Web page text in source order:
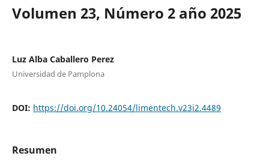
Volumen 23, Número 2 año 2025
Luz Alba Caballero Perez
Universidad de Pamplona
DOI: https://doi.org/10.24054/limentech.v23i2.4489
Resumen